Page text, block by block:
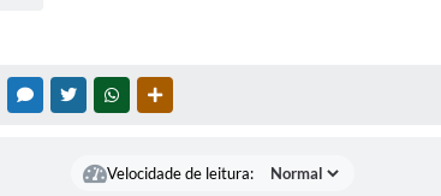
FACEBOOKMESSENGER
TWITTERWHATSAPP
Velocidade de leitura: